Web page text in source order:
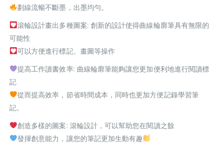
劃線流暢不斷墨，出墨均勻。
滾輪設計畫出多種圖案: 創新的設計使得曲線輪廓筆具有無限的
可能性
可以方便進行標記、畫圖等操作
提高工作讀書效率: 曲線輪廓筆能夠讓您更加便利地進行閱讀標
記
從而提高效率，節省時間成本，同時也更加方便記錄學習筆
記。
創造多樣的圖案: 滾輪設計，可以幫助您在閱讀之餘
發揮創意能力，讓您的筆記更加生動有趣